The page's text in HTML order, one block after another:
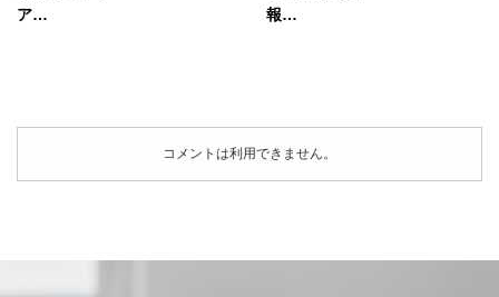
ア…
報…
コメントは利用できません。